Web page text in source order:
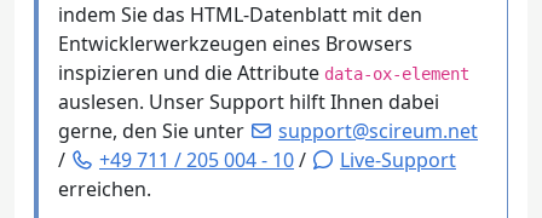
indem Sie das HTML-Datenblatt mit den
Entwicklerwerkzeugen eines Browsers
inspizieren und die Attribute data-ox-element
auslesen. Unser Support hilft Ihnen dabei
gerne, den Sie unter
support@scireum.net
/
+49 711 / 205 004 - 10/
Live-Support
erreichen.